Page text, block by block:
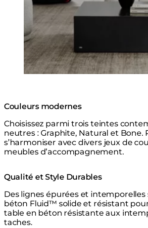
Couleurs modernes
Choisissez parmi trois teintes
neutres : Graphite, Natural et Bone.
s’harmoniser avec divers jeux de
meubles d’accompagnement.
Qualité et Style Durables
Des lignes épurées et intemporelles
béton Fluid™ solide et résistant
table en béton résistante aux
taches.